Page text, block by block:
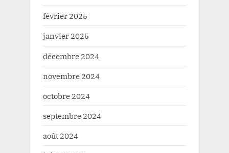
février 2025
janvier 2025
décembre 2024
novembre 2024
octobre 2024
septembre 2024
août 2024